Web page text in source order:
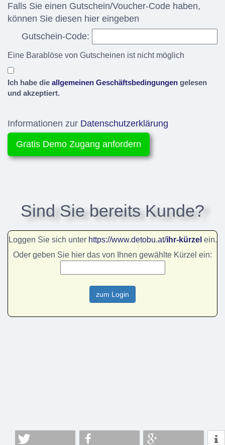
Falls Sie einen Gutschein/Voucher-Code haben,
können Sie diesen hier eingeben
Gutschein-Code:
Eine Barablöse von Gutscheinen ist nicht möglich
Ich habe die allgemeinen Geschäftsbedingungen gelesen
und akzeptiert.
Informationen zur Datenschutzerklärung
Sind Sie bereits Kunde?
Loggen Sie sich unter https://www.detobu.at/ihr-kürzel ein.
Oder geben Sie hier das von Ihnen gewählte Kürzel ein: